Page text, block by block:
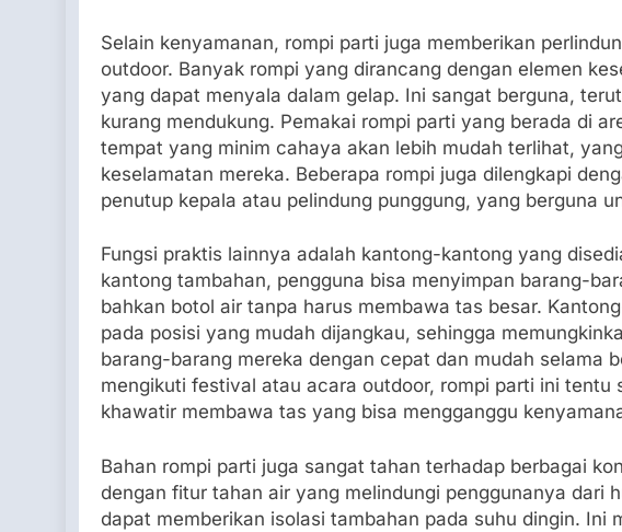
Selain kenyamanan, rompi parti juga memberikan
outdoor. Banyak rompi yang dirancang dengan elemen
yang dapat menyala dalam gelap. Ini sangat berguna,
kurang mendukung. Pemakai rompi parti yang berada di
tempat yang minim cahaya akan lebih mudah terlihat,
keselamatan mereka. Beberapa rompi juga dilengkapi
penutup kepala atau pelindung punggung, yang berguna
Fungsi praktis lainnya adalah kantong-kantong yang
kantong tambahan, pengguna bisa menyimpan barang-
bahkan botol air tanpa harus membawa tas besar.
pada posisi yang mudah dijangkau, sehingga
barang-barang mereka dengan cepat dan mudah selama
mengikuti festival atau acara outdoor, rompi parti ini tentu
khawatir membawa tas yang bisa mengganggu
Bahan rompi parti juga sangat tahan terhadap berbagai
dengan fitur tahan air yang melindungi penggunanya dari
dapat memberikan isolasi tambahan pada suhu dingin. Ini